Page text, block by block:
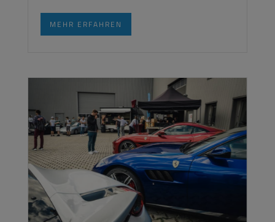
MEHR ERFAHREN